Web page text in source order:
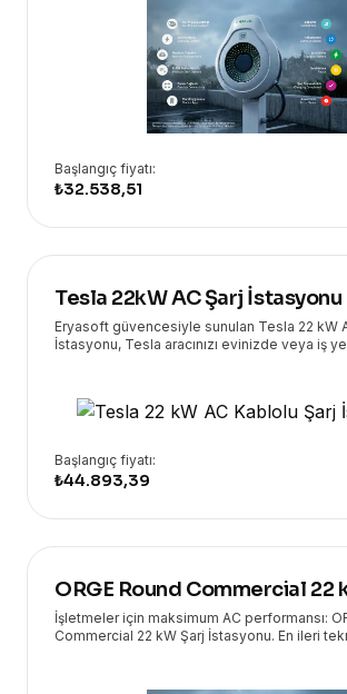
Başlangıç fiyatı:
₺32.538,51
Tesla 22kW AC Şarj İstasyonu
Eryasoft güvencesiyle sunulan Tesla 22 kW
İstasyonu, Tesla aracınızı evinizde veya iş
Başlangıç fiyatı:
₺44.893,39
ORGE Round Commercial 22
İşletmeler için maksimum AC performansı:
Commercial 22 kW Şarj İstasyonu. En ileri